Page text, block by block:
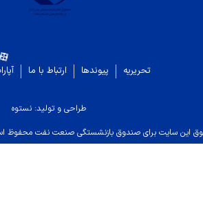
تحریریه پیوندها ارتباط با ما
طراحی و تولید: نستوه
این سایت برای صندوق بازنشستگی صنعت نفت محفوظ